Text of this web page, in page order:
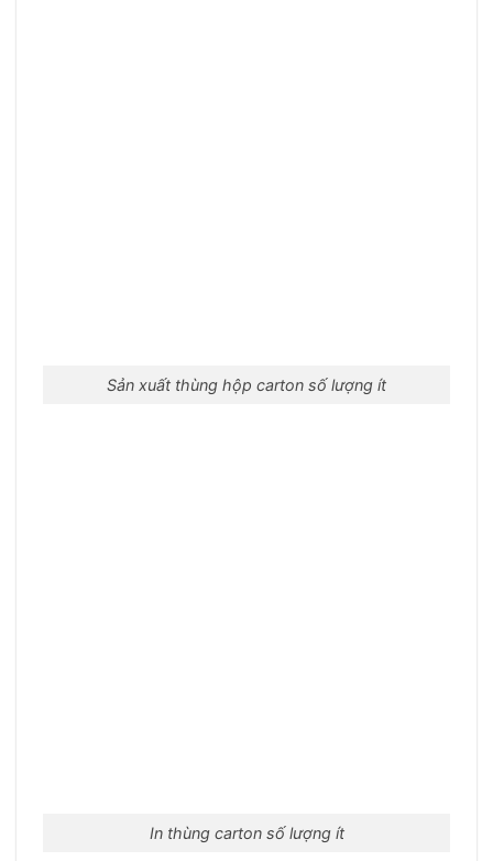
Sản xuất thùng hộp carton số lượng ít
In thùng carton số lượng ít